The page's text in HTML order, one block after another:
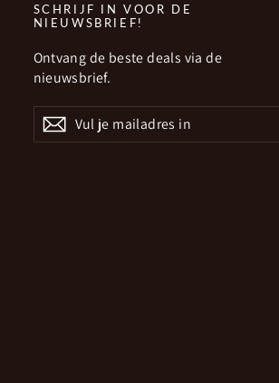
SCHRIJF IN VOOR DE
NIEUWSBRIEF!
Ontvang de beste deals via de
nieuwsbrief.
VUL
JE
MAILADRES